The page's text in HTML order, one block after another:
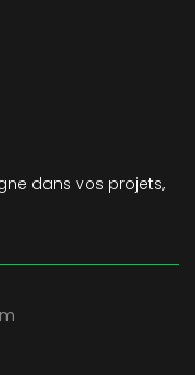
dans vos projets,